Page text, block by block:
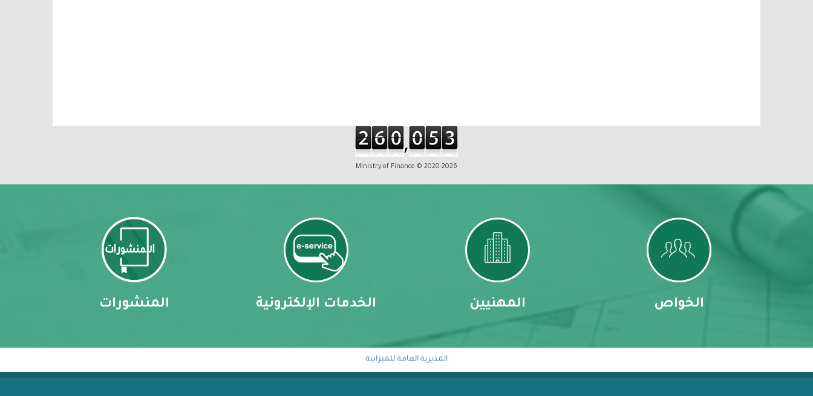
Ministry of Finance © 2020-2026
الخواص المهنيين الخدمات الإلكترونية المنشورات
المديرية العامة للميزانية
خلية معالجة الاستعلام المالي